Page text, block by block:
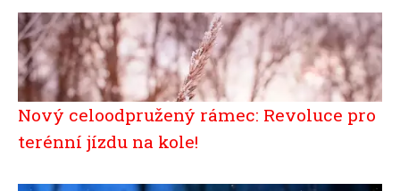
Nový celoodpružený rámec: Revoluce pro
terénní jízdu na kole!